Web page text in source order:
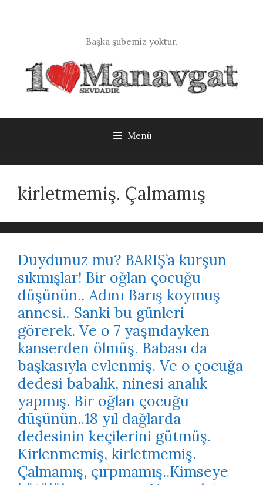
Başka şubemiz yoktur.
Menü
kirletmemiş. Çalmamış
Duydunuz mu? BARIŞ’a kurşun
sıkmışlar! Bir oğlan çocuğu
düşünün.. Adını Barış koymuş
annesi.. Sanki bu günleri
görerek. Ve o 7 yaşındayken
kanserden ölmüş. Babası da
başkasıyla evlenmiş. Ve o çocuğa
dedesi babalık, ninesi analık
yapmış. Bir oğlan çocuğu
düşünün..18 yıl dağlarda
dedesinin keçilerini gütmüş.
Kirlenmemiş, kirletmemiş.
Çalmamış, çırpmamış..Kimseye